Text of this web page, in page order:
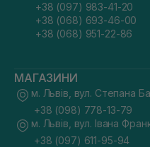
+38 (097) 983-41-20
+38 (068) 693-46-00
+38 (068) 951-22-86
МАГАЗИНИ
м. Львів, вул. Степана
+38 (098) 778-13-79
м. Львів, вул. Івана
+38 (097) 611-95-94